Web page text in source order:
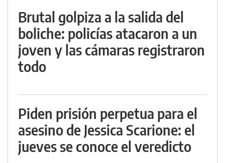
Brutal golpiza a la salida del
boliche: policías atacaron a un
joven y las cámaras registraron
todo
Piden prisión perpetua para el
asesino de Jessica Scarione: el
jueves se conoce el veredicto